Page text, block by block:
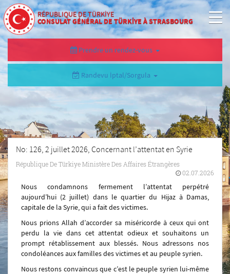
RÉPUBLIQUE DE TÜRKİYE
CONSULAT GÉNÉRAL DE TÜRKİYE À STRASBOURG
Prendre un rendez-vous
Randevu İptal/Sorgula
No: 126, 2 juillet 2026, Concernant l’attentat en Syrie
République De Türkiye Ministère Des Affaires Étrangères
02.07.2026
Nous condamnons fermement l’attentat perpétré
aujourd’hui (2 juillet) dans le quartier du Hijaz à Damas,
capitale de la Syrie, qui a fait des victimes.
Nous prions Allah d’accorder sa miséricorde à ceux qui ont
perdu la vie dans cet attentat odieux et souhaitons un
prompt rétablissement aux blessés. Nous adressons nos
condoléances aux familles des victimes et au peuple syrien.
Nous restons convaincus que c’est le peuple syrien lui-même